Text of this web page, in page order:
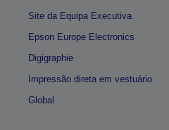
Site da Equipa Executiva
Epson Europe Electronics
Digigraphie
Impressão direta em vestuário
Global